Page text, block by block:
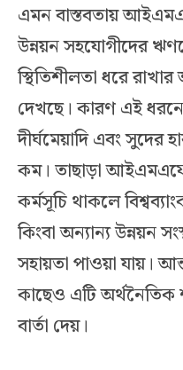
এমন বাস্তবতায়
উন্নয়ন সহযোগীদের
স্থিতিশীলতা ধরে
দেখছে। কারণ এই
দীর্ঘমেয়াদি এবং
কম। তাছাড়া
কর্মসূচি থাকলে
কিংবা অন্যান্য উন্নয়ন
সহায়তা পাওয়া যায়।
কাছেও এটি
বার্তা দেয়।